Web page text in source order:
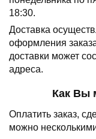
18:30.
Доставка
оформления
доставки может
адреса.
Как Вы
Оплатить заказ,
можно